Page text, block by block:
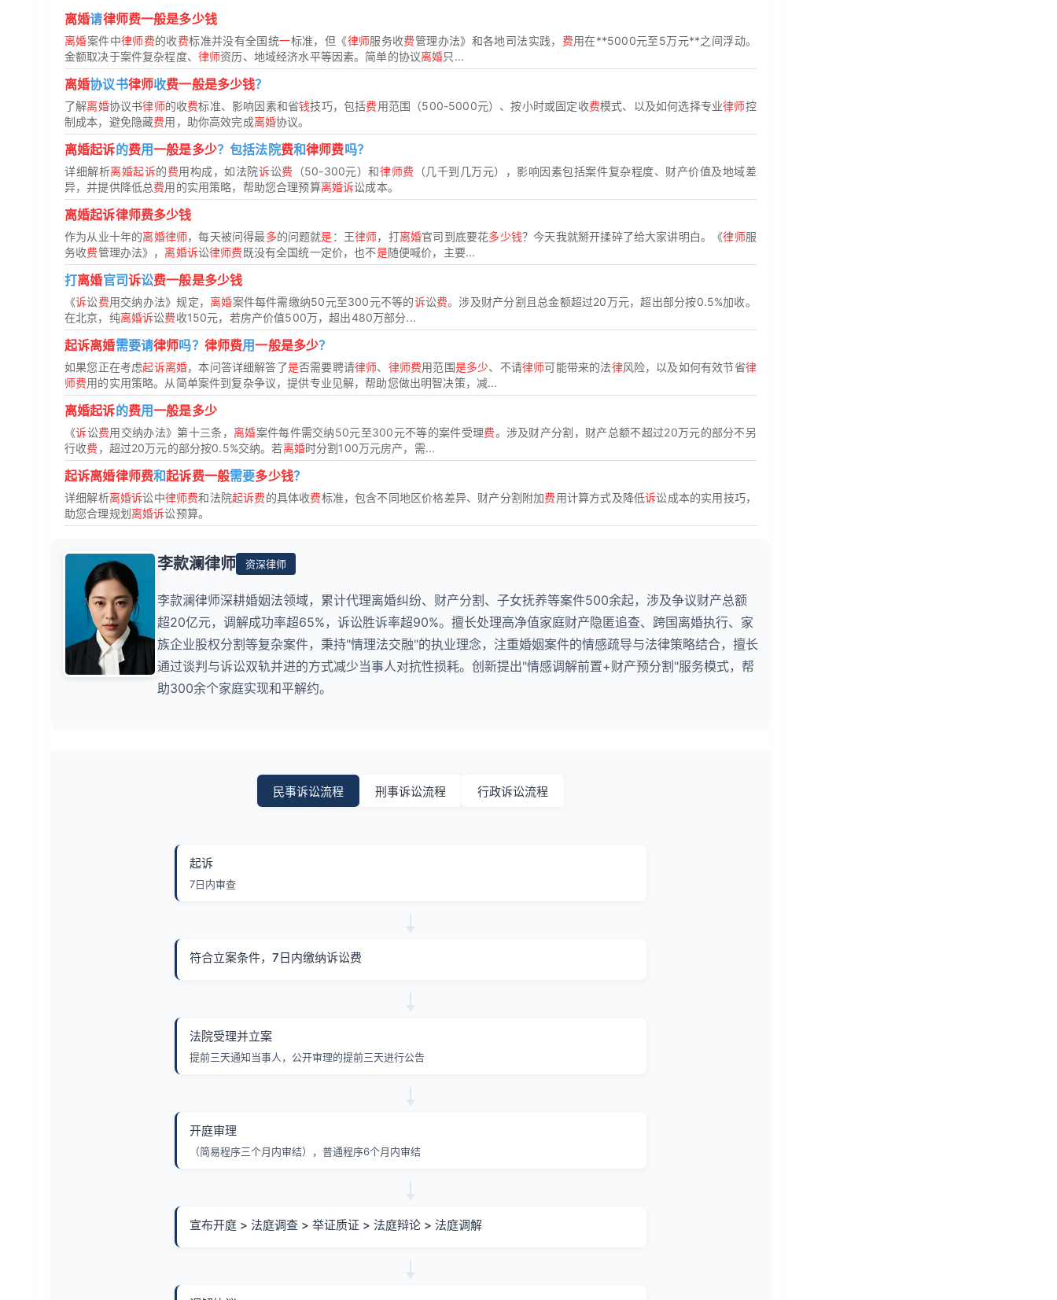
离婚请律师费一般是多少钱
离婚案件中律师费的收费标准并没有全国统一标准，但《律师服务收费管理办法》和各地司法实践， 费用在**5000元至5万元**之间浮动。
金额取决于案件复杂程度、 律师资历、地域经济水平等因素。简单的协议离婚只...
离婚协议书律师收费一般是多少钱？
了解离婚协议书律师的收费标准、影响因素和省钱技巧，包括费用范围（500-5000元）、按小时或固定收费模式、以及如何选择专业律师控
制成本，避免隐藏费用，助你高效完成离婚协议。
离婚起诉的费用一般是多少？包括法院费和律师费吗？
详细解析离婚起诉的费用构成，如法院诉讼费 （50-300元）和律师费 （几千到几万元），影响因素包括案件复杂程度、财产价值及地域差
异，并提供降低总费用的实用策略，帮助您合理预算离婚诉讼成本。
离婚起诉律师费多少钱
作为从业十年的离婚律师，每天被问得最多的问题就是：王律师，打离婚官司到底要花多少钱？今天我就掰开揉碎了给大家讲明白。《律师服
务收费管理办法》， 离婚诉讼律师费既没有全国统一定价，也不是随便喊价，主要...
打离婚官司诉讼费一般是多少钱
《诉讼费用交纳办法》规定， 离婚案件每件需缴纳50元至300元不等的诉讼费。涉及财产分割且总金额超过20万元，超出部分按0.5%加收。
在北京，纯离婚诉讼费收150元，若房产价值500万，超出480万部分...
起诉离婚需要请律师吗？ 律师费用一般是多少？
如果您正在考虑起诉离婚，本问答详细解答了是否需要聘请律师、 律师费用范围是多少、不请律师可能带来的法律风险，以及如何有效节省律
师费用的实用策略。从简单案件到复杂争议，提供专业见解，帮助您做出明智决策，减...
离婚起诉的费用一般是多少
《诉讼费用交纳办法》第十三条， 离婚案件每件需交纳50元至300元不等的案件受理费。涉及财产分割，财产总额不超过20万元的部分不另
行收费 ，超过20万元的部分按0.5%交纳。若离婚时分割100万元房产，需...
起诉离婚律师费和起诉费一般需要多少钱？
详细解析离婚诉讼中律师费和法院起诉费的具体收费标准，包含不同地区价格差异、财产分割附加费用计算方式及降低诉讼成本的实用技巧，
助您合理规划离婚诉讼预算。
李款澜律师 资深律师
李款澜律师深耕婚姻法领域，累计代理离婚纠纷、财产分割、子女抚养等案件500余起，涉及争议财产总额
超20亿元，调解成功率超65%，诉讼胜诉率超90%。擅长处理高净值家庭财产隐匿追查、跨国离婚执行、家
族企业股权分割等复杂案件，秉持"情理法交融"的执业理念，注重婚姻案件的情感疏导与法律策略结合，擅长
通过谈判与诉讼双轨并进的方式减少当事人对抗性损耗。创新提出"情感调解前置+财产预分割"服务模式，帮
助300余个家庭实现和平解约。
民事诉讼流程 刑事诉讼流程 行政诉讼流程
起诉
7日内审查
符合立案条件，7日内缴纳诉讼费
法院受理并立案
提前三天通知当事人，公开审理的提前三天进行公告
开庭审理
（简易程序三个月内审结），普通程序6个月内审结
宣布开庭 > 法庭调查 > 举证质证 > 法庭辩论 > 法庭调解